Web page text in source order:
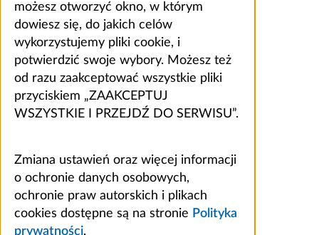
możesz otworzyć okno, w którym
dowiesz się, do jakich celów
wykorzystujemy pliki cookie, i
potwierdzić swoje wybory. Możesz też
od razu zaakceptować wszystkie pliki
przyciskiem „ZAAKCEPTUJ
WSZYSTKIE I PRZEJDŹ DO SERWISU”.
Zmiana ustawień oraz więcej informacji
o ochronie danych osobowych,
ochronie praw autorskich i plikach
cookies dostępne są na stronie Polityka
prywatności.